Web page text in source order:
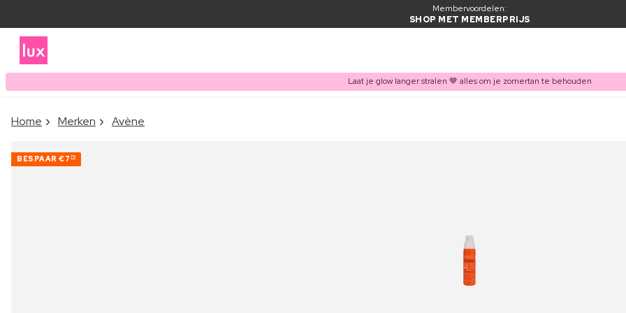
Membervoordelen:
SHOP MET MEMBERPRIJS
Laat je glow langer stralen 🤎 alles om je zomertan te behouden
Home Merken Avène
BESPAAR €7 70